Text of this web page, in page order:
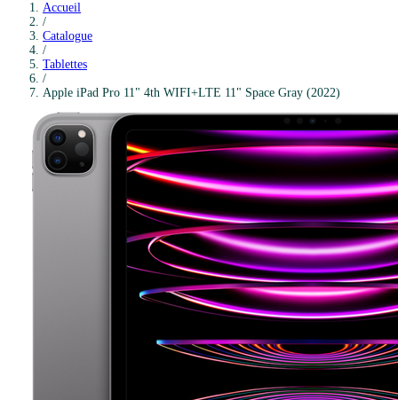
Accueil
/
Catalogue
/
Tablettes
/
Apple iPad Pro 11" 4th WIFI+LTE 11" Space Gray (2022)